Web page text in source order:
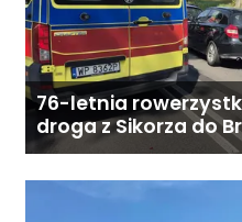
76-letnia
droga z Sikorza do
zablokowana